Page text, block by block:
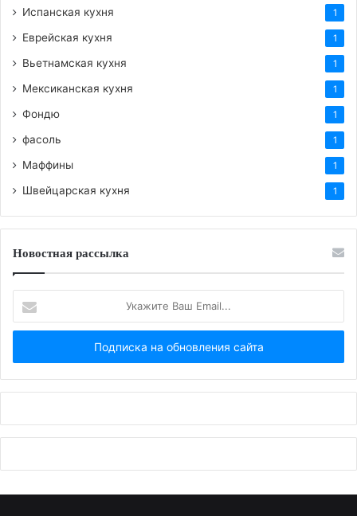
Испанская кухня 1
Еврейская кухня 1
Вьетнамская кухня 1
Мексиканская кухня 1
Фондю 1
фасоль 1
Маффины 1
Швейцарская кухня 1
Новостная рассылка
Ваш
Email...